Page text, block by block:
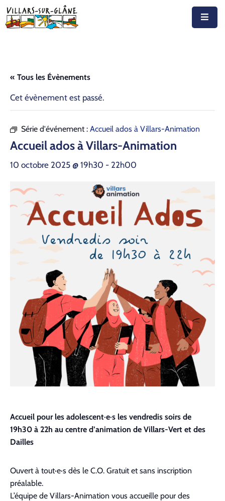
Autorités
Prestations
Emplois
Contact
« Tous les Évènements
Cet évènement est passé.
Série d'événement : Accueil ados à Villars-Animation
Accueil ados à Villars-Animation
10 octobre 2025 @ 19h30 - 22h00
Accueil pour les adolescent·e·s les vendredis soirs de
19h30 à 22h au centre d’animation de Villars-Vert et des
Dailles
Ouvert à tout·e·s dès le C.O. Gratuit et sans inscription
préalable.
L’équipe de Villars-Animation vous accueille pour des